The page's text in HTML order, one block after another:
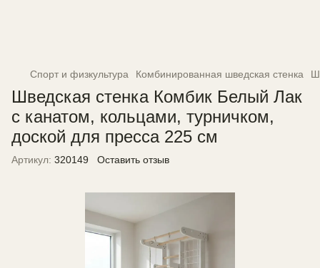
Спорт и физкультура Комбинированная шведская стенка
Шведская стенка Комбик Белый Лак
с канатом, кольцами, турничком,
доской для пресса 225 см
Артикул: 320149 Оставить отзыв